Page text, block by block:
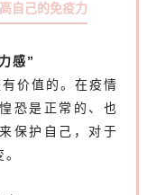
自己的免疫力
感”
价值的。在疫情
恐是正常的、也
保护自己，对于